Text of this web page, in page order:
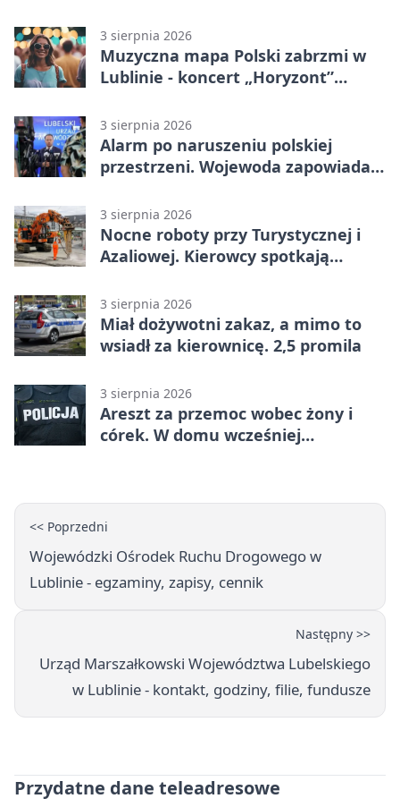
3 sierpnia 2026
Muzyczna mapa Polski zabrzmi w
Lublinie - koncert „Horyzont”
3 sierpnia 2026
Alarm po naruszeniu polskiej
przestrzeni. Wojewoda zapowiada
3 sierpnia 2026
Nocne roboty przy Turystycznej i
Azaliowej. Kierowcy spotkają
3 sierpnia 2026
Miał dożywotni zakaz, a mimo to
wsiadł za kierownicę. 2,5 promila
3 sierpnia 2026
Areszt za przemoc wobec żony i
córek. W domu wcześniej
<< Poprzedni
Wojewódzki Ośrodek Ruchu Drogowego w
Lublinie - egzaminy, zapisy, cennik
Następny >>
Urząd Marszałkowski Województwa Lubelskiego
w Lublinie - kontakt, godziny, filie, fundusze
Przydatne dane teleadresowe